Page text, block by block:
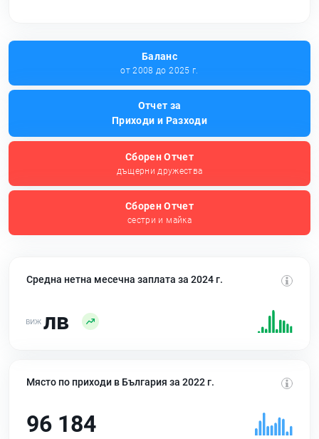
Баланс
от 2008 до 2025 г.
Отчет за
Приходи и Разходи
Сборен Отчет
дъщерни дружества
Сборен Отчет
сестри и майка
Средна нетна месечна заплата за 2024 г.
лв
Място по приходи в България за 2022 г.
96 184